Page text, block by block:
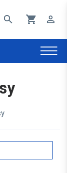
search shopping_cart perm_identity